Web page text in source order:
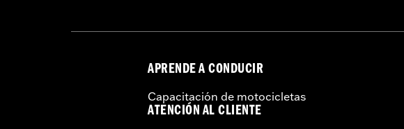
APRENDE A CONDUCIR
Capacitación de motocicletas
ATENCIÓN AL CLIENTE